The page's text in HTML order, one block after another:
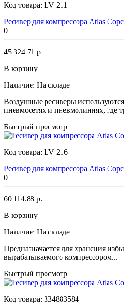
Код товара: LV 211
Ресивер для компрессора Atlas
0
45 324.71 р.
В корзину
Наличие: На складе
Воздушные ресиверы
пневмосетях и пневмолиниях, где
Быстрый просмотр
Код товара: LV 216
Ресивер для компрессора Atlas
0
60 114.88 р.
В корзину
Наличие: На складе
Предназначается для хранения
вырабатываемого компрессором...
Быстрый просмотр
Код товара: 334883584